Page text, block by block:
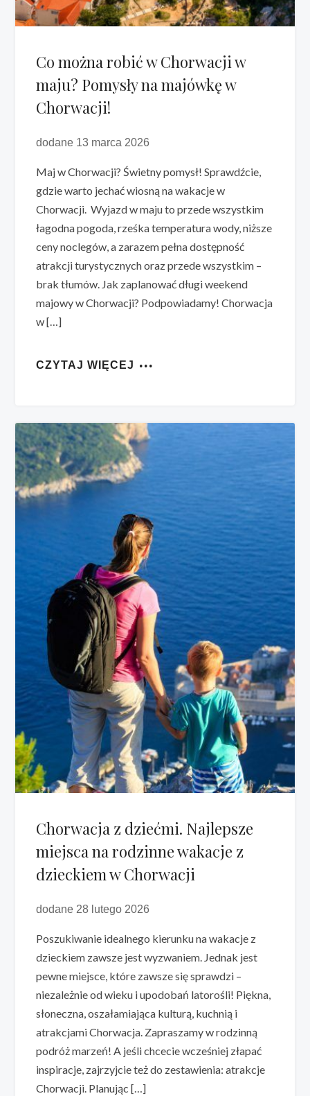
Co można robić w Chorwacji w
maju? Pomysły na majówkę w
Chorwacji!
dodane 13 marca 2026
Maj w Chorwacji? Świetny pomysł! Sprawdźcie,
gdzie warto jechać wiosną na wakacje w
Chorwacji. Wyjazd w maju to przede wszystkim
łagodna pogoda, rześka temperatura wody, niższe
ceny noclegów, a zarazem pełna dostępność
atrakcji turystycznych oraz przede wszystkim –
brak tłumów. Jak zaplanować długi weekend
majowy w Chorwacji? Podpowiadamy! Chorwacja
w […]
CZYTAJ WIĘCEJ
Chorwacja z dziećmi. Najlepsze
miejsca na rodzinne wakacje z
dzieckiem w Chorwacji
dodane 28 lutego 2026
Poszukiwanie idealnego kierunku na wakacje z
dzieckiem zawsze jest wyzwaniem. Jednak jest
pewne miejsce, które zawsze się sprawdzi –
niezależnie od wieku i upodobań latorośli! Piękna,
słoneczna, oszałamiająca kulturą, kuchnią i
atrakcjami Chorwacja. Zapraszamy w rodzinną
podróż marzeń! A jeśli chcecie wcześniej złapać
inspiracje, zajrzyjcie też do zestawienia: atrakcje
Chorwacji. Planując […]